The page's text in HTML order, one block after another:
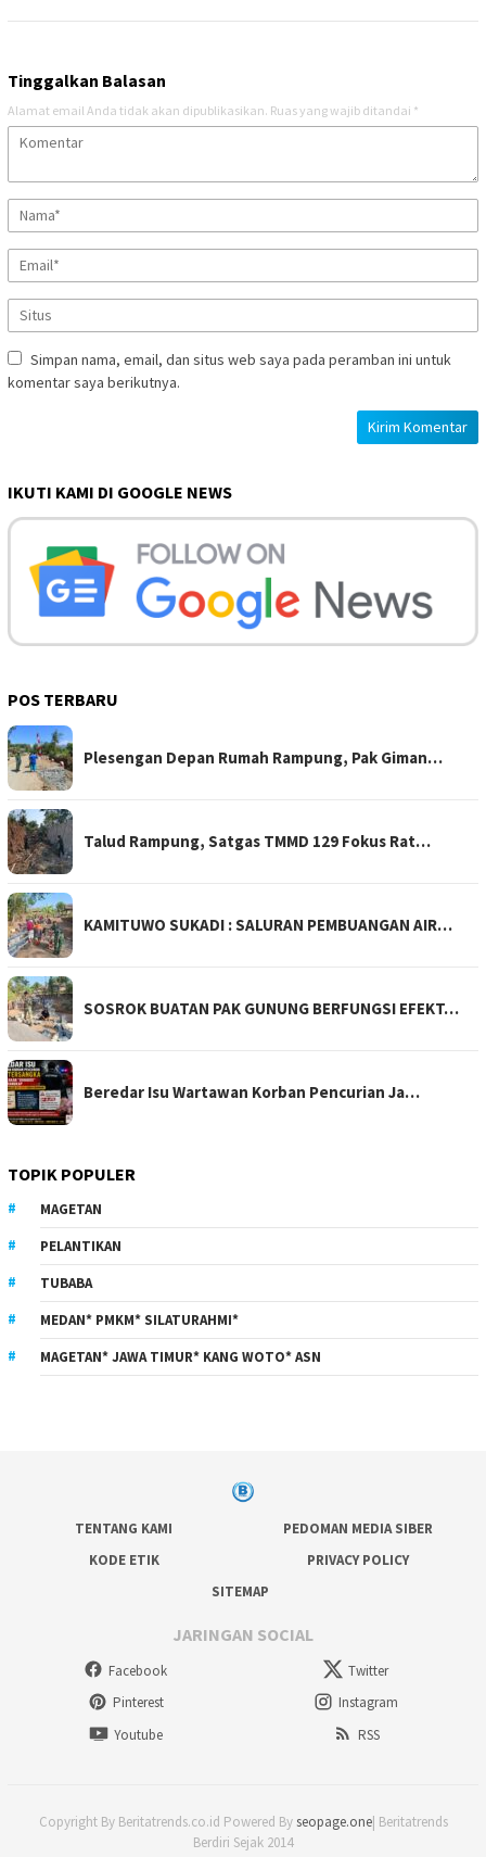
Tinggalkan Balasan
Alamat email Anda tidak akan dipublikasikan. Ruas yang wajib ditandai *
Simpan nama, email, dan situs web saya pada peramban ini untuk
komentar saya berikutnya.
IKUTI KAMI DI GOOGLE NEWS
POS TERBARU
Plesengan Depan Rumah Rampung, Pak Giman…
Talud Rampung, Satgas TMMD 129 Fokus Rat…
KAMITUWO SUKADI : SALURAN PEMBUANGAN AIR…
SOSROK BUATAN PAK GUNUNG BERFUNGSI EFEKT…
Beredar Isu Wartawan Korban Pencurian Ja…
TOPIK POPULER
MAGETAN
PELANTIKAN
TUBABA
MEDAN* PMKM* SILATURAHMI*
MAGETAN* JAWA TIMUR* KANG WOTO* ASN
TENTANG KAMI
PEDOMAN MEDIA SIBER
KODE ETIK
PRIVACY POLICY
SITEMAP
JARINGAN SOCIAL
Facebook
Twitter
Pinterest
Instagram
Youtube
RSS
Copyright By Beritatrends.co.id Powered Byseopage.one| Beritatrends
Berdiri Sejak 2014